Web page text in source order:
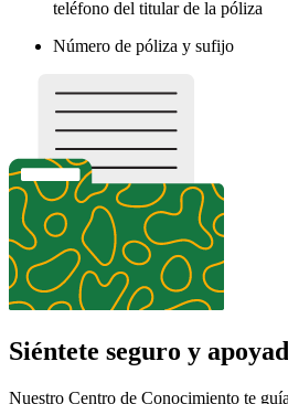
teléfono del titular de la póliza
Número de póliza y sufijo
Siéntete seguro y
Nuestro Centro de Conocimiento te